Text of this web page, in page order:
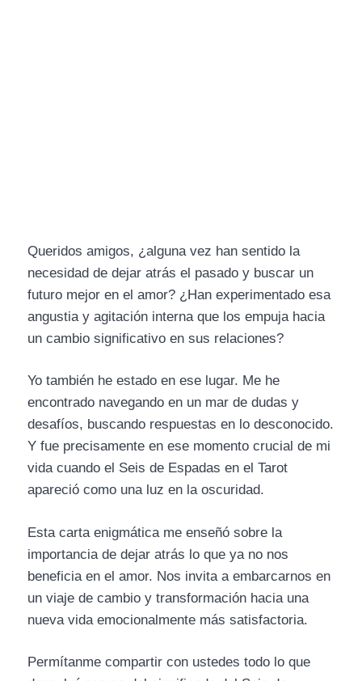
Queridos amigos, ¿alguna vez han sentido la
necesidad de dejar atrás el pasado y buscar un
futuro mejor en el amor? ¿Han experimentado esa
angustia y agitación interna que los empuja hacia
un cambio significativo en sus relaciones?
Yo también he estado en ese lugar. Me he
encontrado navegando en un mar de dudas y
desafíos, buscando respuestas en lo desconocido.
Y fue precisamente en ese momento crucial de mi
vida cuando el Seis de Espadas en el Tarot
apareció como una luz en la oscuridad.
Esta carta enigmática me enseñó sobre la
importancia de dejar atrás lo que ya no nos
beneficia en el amor. Nos invita a embarcarnos en
un viaje de cambio y transformación hacia una
nueva vida emocionalmente más satisfactoria.
Permítanme compartir con ustedes todo lo que